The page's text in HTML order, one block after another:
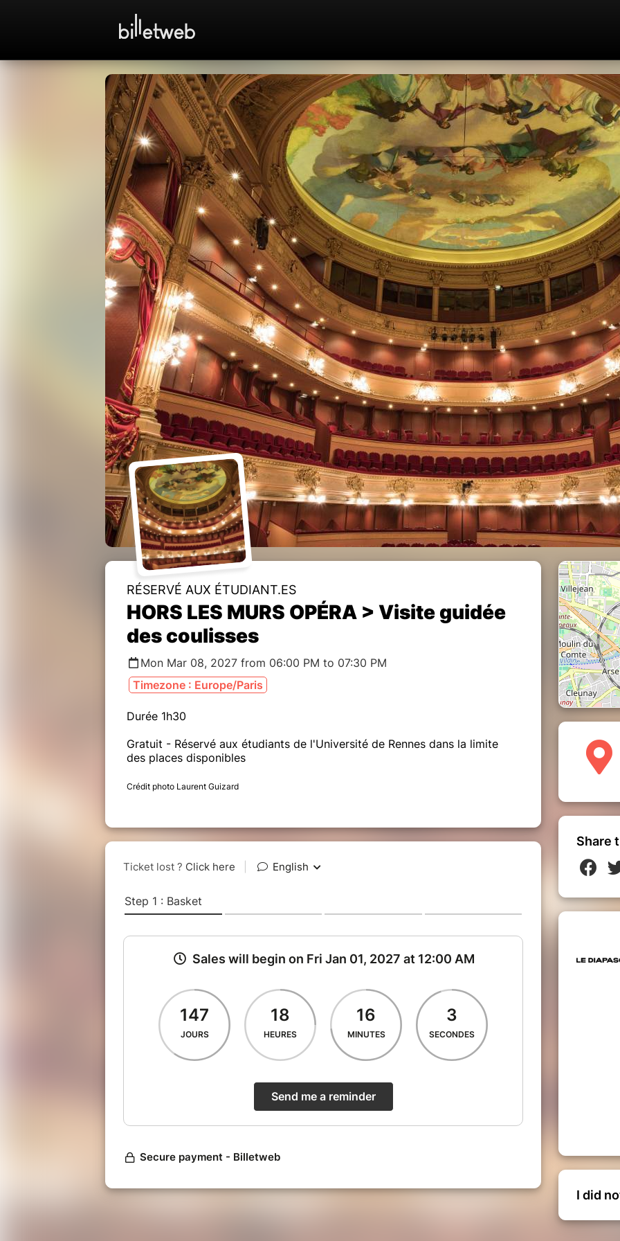
RÉSERVÉ AUX ÉTUDIANT.ES
HORS LES MURS OPÉRA > Visite guidée
des coulisses
Mon Mar 08, 2027 from 06:00 PM to 07:30 PM
Timezone : Europe/Paris
Durée 1h30
Gratuit - Réservé aux étudiants de l'Université de Rennes dans la limite
des places disponibles
Crédit photo Laurent Guizard
Share
I did